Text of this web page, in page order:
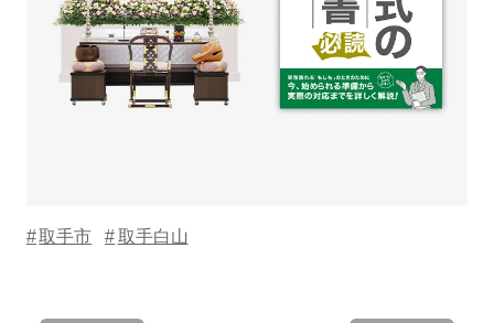
取手市 取手白山